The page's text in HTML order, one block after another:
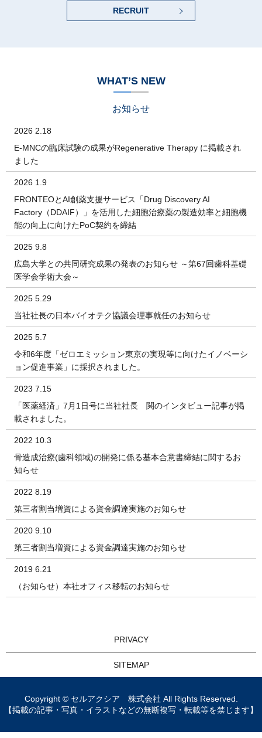
RECRUIT
WHAT’S NEW
お知らせ
2026 2.18
E-MNCの臨床試験の成果がRegenerative Therapy に掲載され
ました
2026 1.9
FRONTEOとAI創薬支援サービス「Drug Discovery AI
Factory（DDAIF）」を活用した細胞治療薬の製造効率と細胞機
能の向上に向けたPoC契約を締結
2025 9.8
広島大学との共同研究成果の発表のお知らせ ～第67回歯科基礎
医学会学術大会～
2025 5.29
当社社長の日本バイオテク協議会理事就任のお知らせ
2025 5.7
令和6年度「ゼロエミッション東京の実現等に向けたイノベーシ
ョン促進事業」に採択されました。
2023 7.15
「医薬経済」7月1日号に当社社長 関のインタビュー記事が掲
載されました。
2022 10.3
骨造成治療(歯科領域)の開発に係る基本合意書締結に関するお
知らせ
2022 8.19
第三者割当増資による資金調達実施のお知らせ
2020 9.10
第三者割当増資による資金調達実施のお知らせ
2019 6.21
（お知らせ）本社オフィス移転のお知らせ
PRIVACY
SITEMAP
Copyright © セルアクシア 株式会社 All Rights Reserved.
【掲載の記事・写真・イラストなどの無断複写・転載等を禁じます】